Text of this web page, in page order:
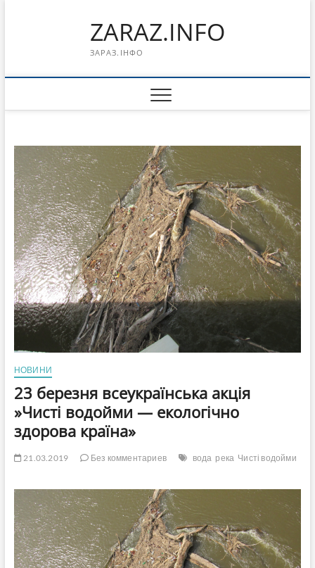
ZARAZ.INFO
ЗАРАЗ.ІНФО
НОВИНИ
23 березня всеукраїнська акція
»Чисті водойми — екологічно
здорова країна»
21.03.2019 Без комментариев вода река Чисті водойми